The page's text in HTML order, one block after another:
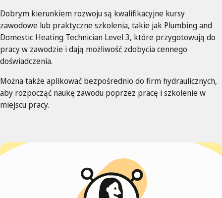
Dobrym kierunkiem rozwoju są kwalifikacyjne kursy
zawodowe lub praktyczne szkolenia, takie jak Plumbing and
Domestic Heating Technician Level 3, które przygotowują do
pracy w zawodzie i dają możliwość zdobycia cennego
doświadczenia.
Można także aplikować bezpośrednio do firm hydraulicznych,
aby rozpocząć naukę zawodu poprzez pracę i szkolenie w
miejscu pracy.